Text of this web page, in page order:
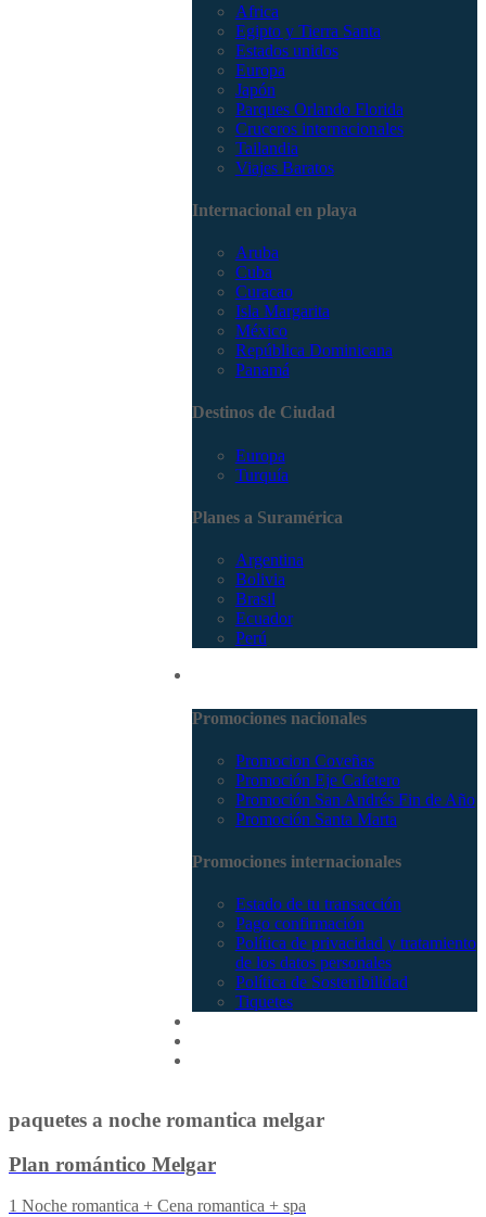
Africa
Egipto y Tierra Santa
Estados unidos
Europa
Japón
Parques Orlando Florida
Cruceros internacionales
Tailandia
Viajes Baratos
Internacional en playa
Aruba
Cuba
Curacao
Isla Margarita
México
República Dominicana
Panamá
Destinos de Ciudad
Europa
Turquía
Planes a Suramérica
Argentina
Bolivia
Brasil
Ecuador
Perú
Promociones nacionales
Promocion Coveñas
Promoción Eje Cafetero
Promoción San Andrés Fin de Año
Promoción Santa Marta
Promociones internacionales
Estado de tu transacción
Pago confirmación
Política de privacidad y tratamiento
de los datos personales
Política de Sostenibilidad
Tiquetes
paquetes a noche romantica melgar
Plan romántico Melgar
1 Noche romantica + Cena romantica + spa